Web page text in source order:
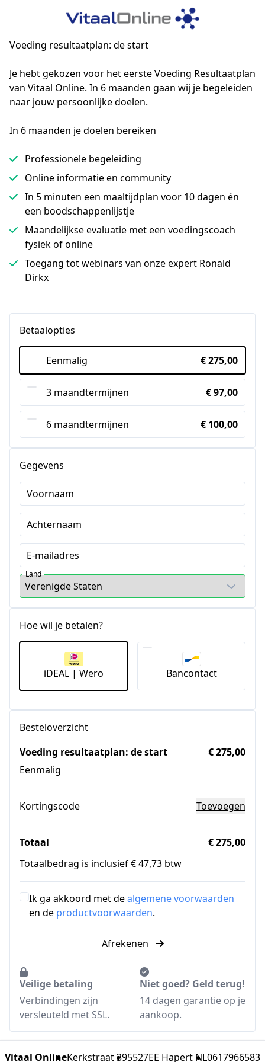
Voeding resultaatplan: de start
Je hebt gekozen voor het eerste Voeding Resultaatplan
van Vitaal Online. In 6 maanden gaan wij je begeleiden
naar jouw persoonlijke doelen.
In 6 maanden je doelen bereiken
Professionele begeleiding
Online informatie en community
In 5 minuten een maaltijdplan voor 10 dagen én
een boodschappenlijstje
Maandelijkse evaluatie met een voedingscoach
fysiek of online
Toegang tot webinars van onze expert Ronald
Dirkx
Betaalopties
Eenmalig € 275,00
3 maandtermijnen € 97,00
6 maandtermijnen € 100,00
Gegevens
Voornaam
Achternaam
E-mailadres
Land
Hoe wil je betalen?
iDEAL | Wero Bancontact
Besteloverzicht
Voeding resultaatplan: de start
Eenmalig
€ 275,00
Kortingscode Toevoegen
Totaal
€ 275,00
Totaalbedrag is inclusief € 47,73 btw
Ik ga akkoord met dealgemene voorwaarden
en de productvoorwaarden.
Afrekenen
Veilige betaling
Verbindingen zijn
versleuteld met SSL.
Niet goed? Geld terug!
14 dagen garantie op je
aankoop.
Vitaal OnlineKerkstraat 395527EE Hapert NL0617966583